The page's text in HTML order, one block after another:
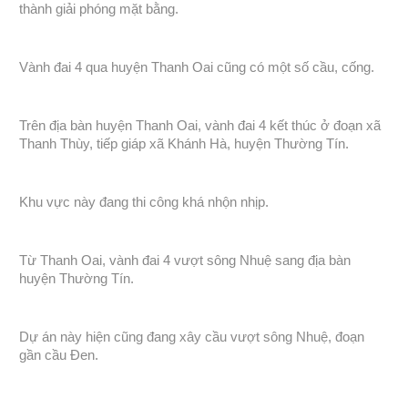
thành giải phóng mặt bằng.
Vành đai 4 qua huyện Thanh Oai cũng có một số cầu, cống.
Trên địa bàn huyện Thanh Oai, vành đai 4 kết thúc ở đoạn xã
Thanh Thùy, tiếp giáp xã Khánh Hà, huyện Thường Tín.
Khu vực này đang thi công khá nhộn nhịp.
Từ Thanh Oai, vành đai 4 vượt sông Nhuệ sang địa bàn
huyện Thường Tín.
Dự án này hiện cũng đang xây cầu vượt sông Nhuệ, đoạn
gần cầu Đen.